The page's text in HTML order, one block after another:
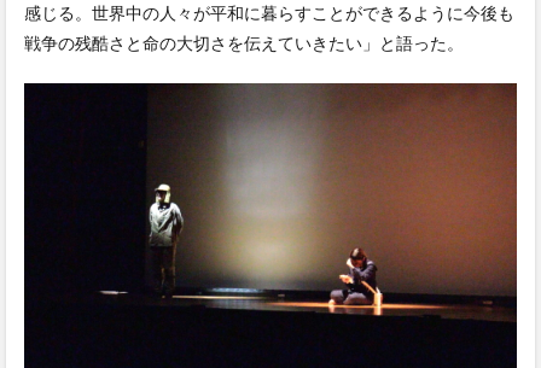
感じる。世界中の人々が平和に暮らすことができるように今後も
戦争の残酷さと命の大切さを伝えていきたい」と語った。